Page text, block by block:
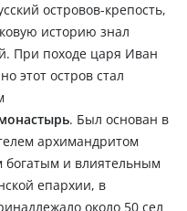
островов-крепость,
историю знал
При походе царя Иван
этот остров стал
. Был основан в
архимандритом
богатым и влиятельным
епархии, в
около 50 сел